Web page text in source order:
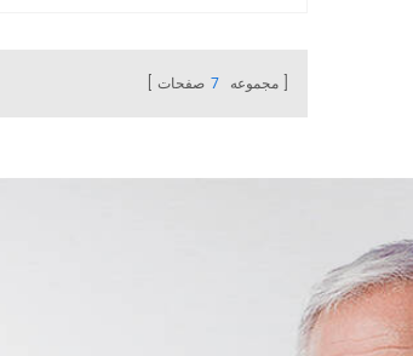
المحمول: + 86-1571087880710مجموعه 7 صفحات